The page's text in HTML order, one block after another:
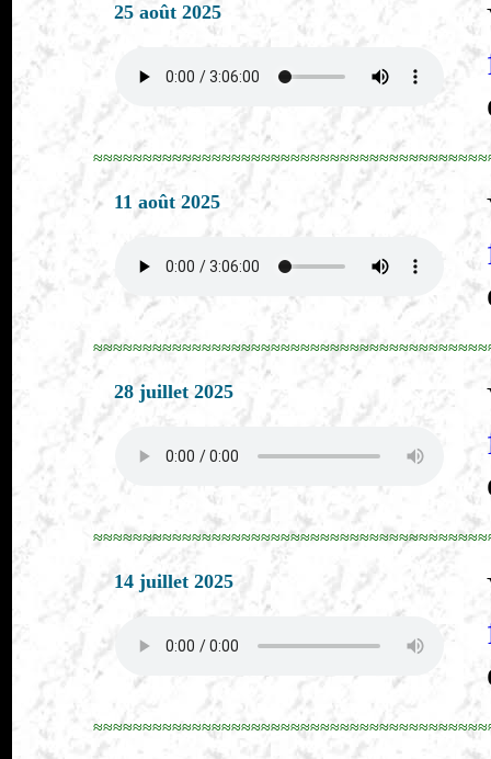
25 août 2025
11 août 2025
28 juillet 2025
14 juillet 2025